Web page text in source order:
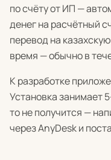
по счёту от ИП —
денег на расчётный
перевод на
время — обычно в
К разработке
Установка занимает
то не получится —
через AnyDesk и